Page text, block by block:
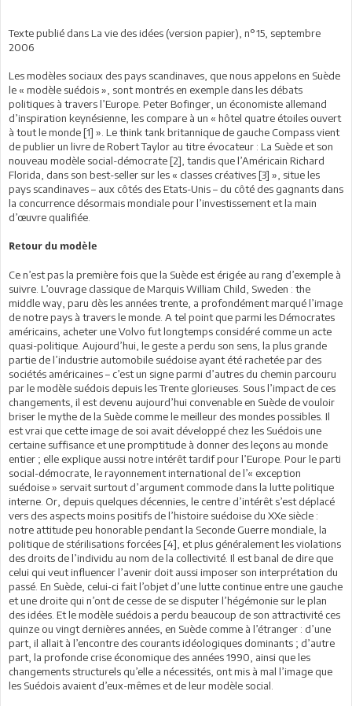
Texte publié dans La vie des idées (version papier), n°15, septembre
2006
Les modèles sociaux des pays scandinaves, que nous appelons en Suède
le « modèle suédois », sont montrés en exemple dans les débats
politiques à travers l’Europe. Peter Bofinger, un économiste allemand
d’inspiration keynésienne, les compare à un « hôtel quatre étoiles ouvert
à tout le monde [1] ». Le think tank britannique de gauche Compass vient
de publier un livre de Robert Taylor au titre évocateur : La Suède et son
nouveau modèle social-démocrate [2], tandis que l’Américain Richard
Florida, dans son best-seller sur les « classes créatives [3] », situe les
pays scandinaves – aux côtés des Etats-Unis – du côté des gagnants dans
la concurrence désormais mondiale pour l’investissement et la main
d’œuvre qualifiée.
Retour du modèle
Ce n’est pas la première fois que la Suède est érigée au rang d’exemple à
suivre. L’ouvrage classique de Marquis William Child, Sweden : the
middle way, paru dès les années trente, a profondément marqué l’image
de notre pays à travers le monde. A tel point que parmi les Démocrates
américains, acheter une Volvo fut longtemps considéré comme un acte
quasi-politique. Aujourd’hui, le geste a perdu son sens, la plus grande
partie de l’industrie automobile suédoise ayant été rachetée par des
sociétés américaines – c’est un signe parmi d’autres du chemin parcouru
par le modèle suédois depuis les Trente glorieuses. Sous l’impact de ces
changements, il est devenu aujourd’hui convenable en Suède de vouloir
briser le mythe de la Suède comme le meilleur des mondes possibles. Il
est vrai que cette image de soi avait développé chez les Suédois une
certaine suffisance et une promptitude à donner des leçons au monde
entier ; elle explique aussi notre intérêt tardif pour l’Europe. Pour le parti
social-démocrate, le rayonnement international de l’« exception
suédoise » servait surtout d’argument commode dans la lutte politique
interne. Or, depuis quelques décennies, le centre d’intérêt s’est déplacé
vers des aspects moins positifs de l’histoire suédoise du XXe siècle :
notre attitude peu honorable pendant la Seconde Guerre mondiale, la
politique de stérilisations forcées [4], et plus généralement les violations
des droits de l’individu au nom de la collectivité. Il est banal de dire que
celui qui veut influencer l’avenir doit aussi imposer son interprétation du
passé. En Suède, celui-ci fait l’objet d’une lutte continue entre une gauche
et une droite qui n’ont de cesse de se disputer l’hégémonie sur le plan
des idées. Et le modèle suédois a perdu beaucoup de son attractivité ces
quinze ou vingt dernières années, en Suède comme à l’étranger : d’une
part, il allait à l’encontre des courants idéologiques dominants ; d’autre
part, la profonde crise économique des années 1990, ainsi que les
changements structurels qu’elle a nécessités, ont mis à mal l’image que
les Suédois avaient d’eux-mêmes et de leur modèle social.